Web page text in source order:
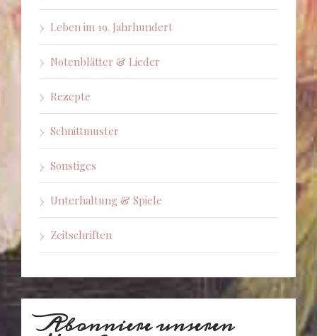
Leben im 19. Jahrhundert
Notenblätter & Lieder
Rezepte
Schnittmuster
Sonstiges
Unterhaltung & Spiele
Zeitschriften
Abonniere unseren